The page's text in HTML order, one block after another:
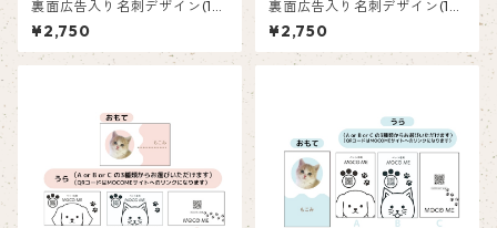
裏面広告入り名刺デザイン(1箱
50枚入り)_向日葵_SF003
¥2,750
裏面広告入り名刺デザイン(1箱
50枚入り)_花_F004
¥2,750